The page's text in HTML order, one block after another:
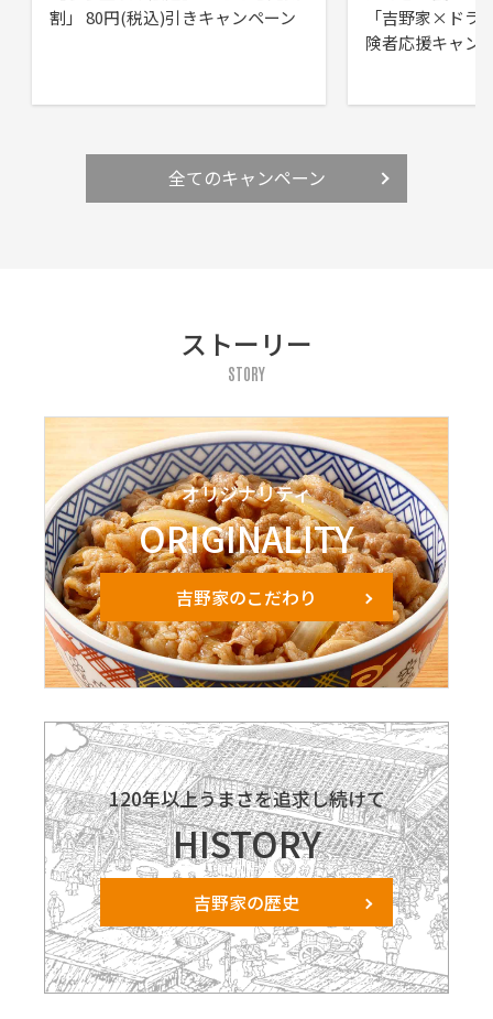
割」 80円(税込)引きキャンペーン
「吉野家×ドラ
険者応援キャン
全てのキャンペーン
ストーリー
STORY
オリジナリティ
ORIGINALITY
吉野家のこだわり
120年以上うまさを追求し続けて
HISTORY
吉野家の歴史